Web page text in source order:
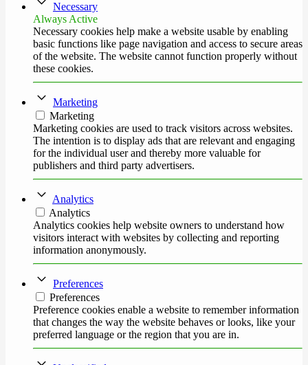
Necessary
Always Active
Necessary cookies help make a website usable by enabling
basic functions like page navigation and access to secure areas
of the website. The website cannot function properly without
these cookies.
Marketing
Marketing
Marketing cookies are used to track visitors across websites.
The intention is to display ads that are relevant and engaging
for the individual user and thereby more valuable for
publishers and third party advertisers.
Analytics
Analytics
Analytics cookies help website owners to understand how
visitors interact with websites by collecting and reporting
information anonymously.
Preferences
Preferences
Preference cookies enable a website to remember information
that changes the way the website behaves or looks, like your
preferred language or the region that you are in.